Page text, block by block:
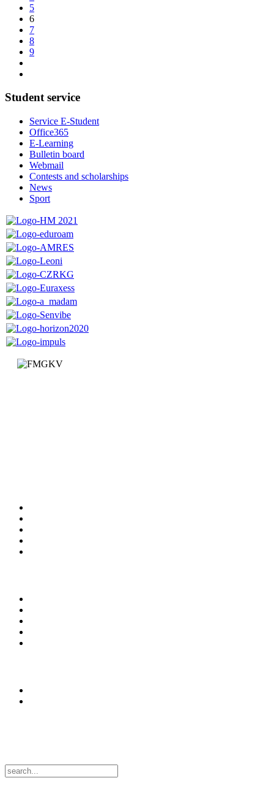
5
6
7
8
9
Student service
Service E-Student
Office365
E-Learning
Bulletin board
Webmail
Contests and scholarships
News
Sport